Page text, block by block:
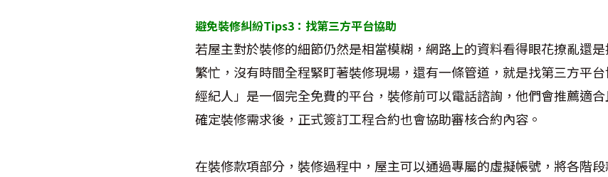
避免裝修糾紛Tips3 ：找第三方平台協助
若屋主對於裝修的細節仍然是相當模糊，網路上的資料看得眼花撩亂還
繁忙，沒有時間全程緊盯著裝修現場，還有一條管道，就是找第三方平
經紀人」是一個完全免費的平台，裝修前可以電話諮詢，他們會推薦適合
確定裝修需求後，正式簽訂工程合約也會協助審核合約內容。
在裝修款項部分，裝修過程中，屋主可以通過專屬的虛擬帳號，將各階